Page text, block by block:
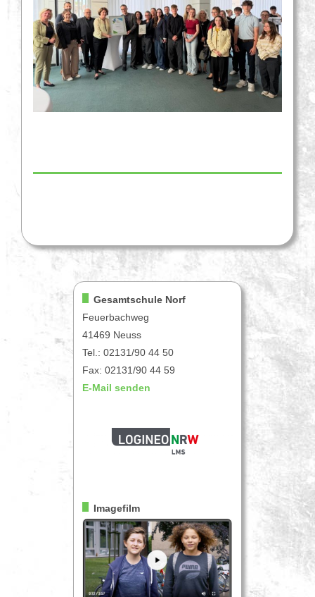
Gesamtschule Norf
Feuerbachweg
41469 Neuss
Tel.: 02131/90 44 50
Fax: 02131/90 44 59
E-Mail senden
Imagefilm